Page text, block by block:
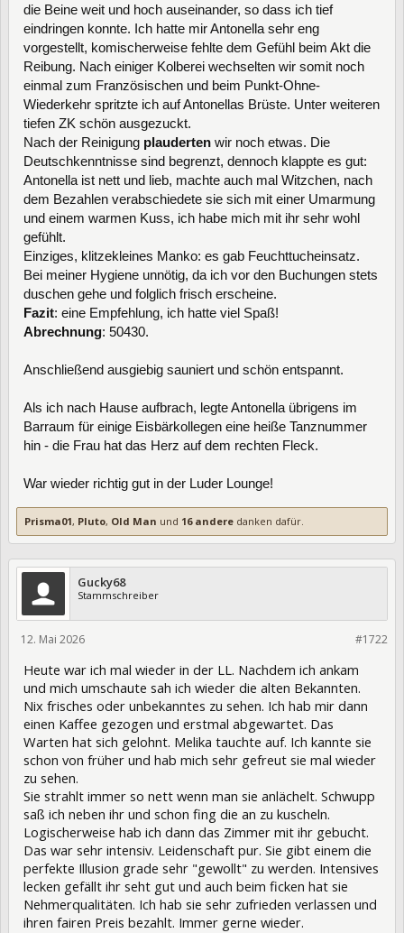
die Beine weit und hoch auseinander, so dass ich tief
eindringen konnte. Ich hatte mir Antonella sehr eng
vorgestellt, komischerweise fehlte dem Gefühl beim Akt die
Reibung. Nach einiger Kolberei wechselten wir somit noch
einmal zum Französischen und beim Punkt-Ohne-
Wiederkehr spritzte ich auf Antonellas Brüste. Unter weiteren
tiefen ZK schön ausgezuckt.
Nach der Reinigung plauderten wir noch etwas. Die
Deutschkenntnisse sind begrenzt, dennoch klappte es gut:
Antonella ist nett und lieb, machte auch mal Witzchen, nach
dem Bezahlen verabschiedete sie sich mit einer Umarmung
und einem warmen Kuss, ich habe mich mit ihr sehr wohl
gefühlt.
Einziges, klitzekleines Manko: es gab Feuchttucheinsatz.
Bei meiner Hygiene unnötig, da ich vor den Buchungen stets
duschen gehe und folglich frisch erscheine.
Fazit: eine Empfehlung, ich hatte viel Spaß!
Abrechnung: 50430.
Anschließend ausgiebig sauniert und schön entspannt.
Als ich nach Hause aufbrach, legte Antonella übrigens im
Barraum für einige Eisbärkollegen eine heiße Tanznummer
hin - die Frau hat das Herz auf dem rechten Fleck.
War wieder richtig gut in der Luder Lounge!
Prisma01, Pluto, Old Man und 16 andere danken dafür.
Gucky68
Stammschreiber
#1722
12. Mai 2026
Heute war ich mal wieder in der LL. Nachdem ich ankam
und mich umschaute sah ich wieder die alten Bekannten.
Nix frisches oder unbekanntes zu sehen. Ich hab mir dann
einen Kaffee gezogen und erstmal abgewartet. Das
Warten hat sich gelohnt. Melika tauchte auf. Ich kannte sie
schon von früher und hab mich sehr gefreut sie mal wieder
zu sehen.
Sie strahlt immer so nett wenn man sie anlächelt. Schwupp
saß ich neben ihr und schon fing die an zu kuscheln.
Logischerweise hab ich dann das Zimmer mit ihr gebucht.
Das war sehr intensiv. Leidenschaft pur. Sie gibt einem die
perfekte Illusion grade sehr "gewollt" zu werden. Intensives
lecken gefällt ihr seht gut und auch beim ficken hat sie
Nehmerqualitäten. Ich hab sie sehr zufrieden verlassen und
ihren fairen Preis bezahlt. Immer gerne wieder.